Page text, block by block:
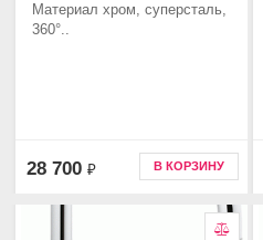
Материал хром, суперсталь,
360°..
28 700 ₽ В КОРЗИНУ